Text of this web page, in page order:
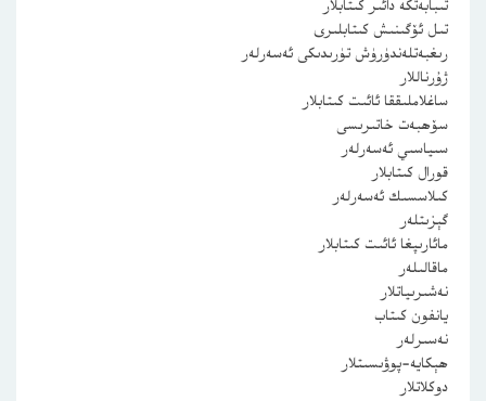
تىبابەتكە دائىر كىتابلار
تىل ئۆگىنىش كىتابلىرى
رىغبەتلەندۈرۈش تۈرىدىكى ئەسەرلەر
ژۇرناللار
ساغلاملىققا ئائىت كىتابلار
سۆھبەت خاتىرىسى
سىياسىي ئەسەرلەر
قورال كىتابلار
كىلاسسىك ئەسەرلەر
گېزىتلەر
مائارىپغا ئائىت كىتابلار
ماقالىلەر
نەشىرىياتلار
يانفون كىتاب
نەسىرلەر
ھېكايە-پوۋىسىتلار
دوكلاتلار